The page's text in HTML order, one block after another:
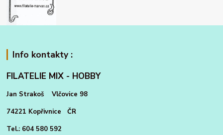
Info kontakty :
FILATELIE MIX - HOBBY
Jan Strakoš Vlčovice 98
74221 Kopřivnice ČR
Tel.: 604 580 592